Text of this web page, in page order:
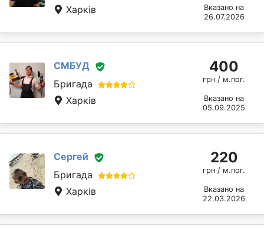
Харків
Вказано на
26.07.2026
СМБУД
Бригада
Харків
400
грн / м.пог.
Вказано на
05.09.2025
Сергей
Бригада
Харків
220
грн / м.пог.
Вказано на
22.03.2026